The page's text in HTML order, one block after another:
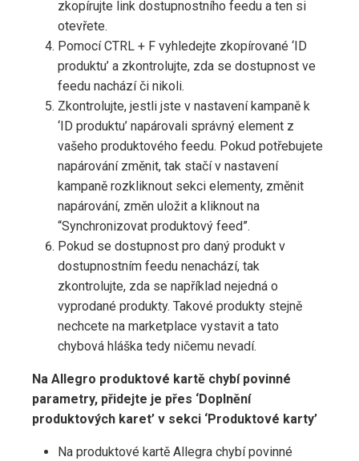
zkopírujte link dostupnostního feedu a ten si
otevřete.
Pomocí CTRL + F vyhledejte zkopírované ‘ID
produktu’ a zkontrolujte, zda se dostupnost ve
feedu nachází či nikoli.
Zkontrolujte, jestli jste v nastavení kampaně k
‘ID produktu’ napárovali správný element z
vašeho produktového feedu. Pokud potřebujete
napárování změnit, tak stačí v nastavení
kampaně rozkliknout sekci elementy, změnit
napárování, změn uložit a kliknout na
“Synchronizovat produktový feed”.
Pokud se dostupnost pro daný produkt v
dostupnostním feedu nenachází, tak
zkontrolujte, zda se například nejedná o
vyprodané produkty. Takové produkty stejně
nechcete na marketplace vystavit a tato
chybová hláška tedy ničemu nevadí.
Na Allegro produktové kartě chybí povinné
parametry, přidejte je přes ‘Doplnění
produktových karet’ v sekci ‘Produktové karty’
Na produktové kartě Allegra chybí povinné